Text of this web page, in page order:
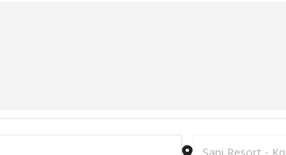
- SANI FESTIVAL [oOL3MYIIi]Destination